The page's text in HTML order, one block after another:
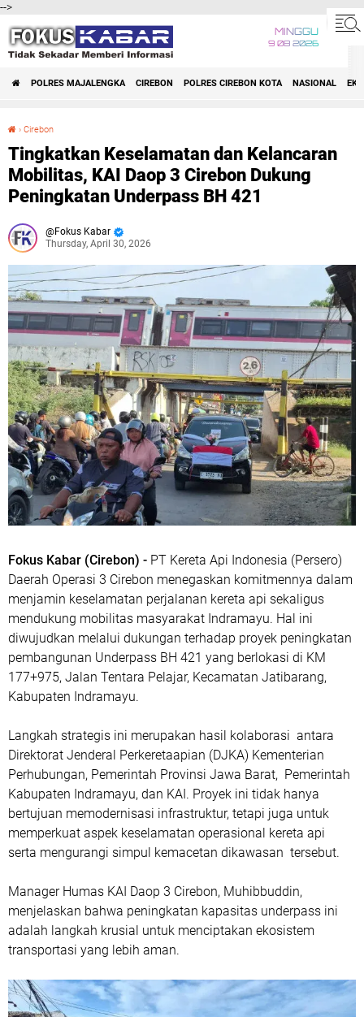
-->
MINGGU
9 08 2026
POLRES MAJALENGKA CIREBON POLRES CIREBON KOTA NASIONAL
› Cirebon
Tingkatkan Keselamatan dan Kelancaran
Mobilitas, KAI Daop 3 Cirebon Dukung
Peningkatan Underpass BH 421
Fokus Kabar
Thursday, April 30, 2026
Fokus Kabar (Cirebon) - PT Kereta Api Indonesia (Persero)
Daerah Operasi 3 Cirebon menegaskan komitmennya dalam
menjamin keselamatan perjalanan kereta api sekaligus
mendukung mobilitas masyarakat Indramayu. Hal ini
diwujudkan melalui dukungan terhadap proyek peningkatan
pembangunan Underpass BH 421 yang berlokasi di KM
177+975, Jalan Tentara Pelajar, Kecamatan Jatibarang,
Kabupaten Indramayu.
Langkah strategis ini merupakan hasil kolaborasi antara
Direktorat Jenderal Perkeretaapian (DJKA) Kementerian
Perhubungan, Pemerintah Provinsi Jawa Barat, Pemerintah
Kabupaten Indramayu, dan KAI. Proyek ini tidak hanya
bertujuan memodernisasi infrastruktur, tetapi juga untuk
memperkuat aspek keselamatan operasional kereta api
serta mengurangi simpul kemacetan dikawasan tersebut.
Manager Humas KAI Daop 3 Cirebon, Muhibbuddin,
menjelaskan bahwa peningkatan kapasitas underpass ini
adalah langkah krusial untuk menciptakan ekosistem
transportasi yang lebih aman.